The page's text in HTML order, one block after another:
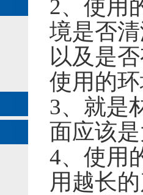
2、使用
境是否
以及是
使用的
3、就是
面应该
4、使用
用越长